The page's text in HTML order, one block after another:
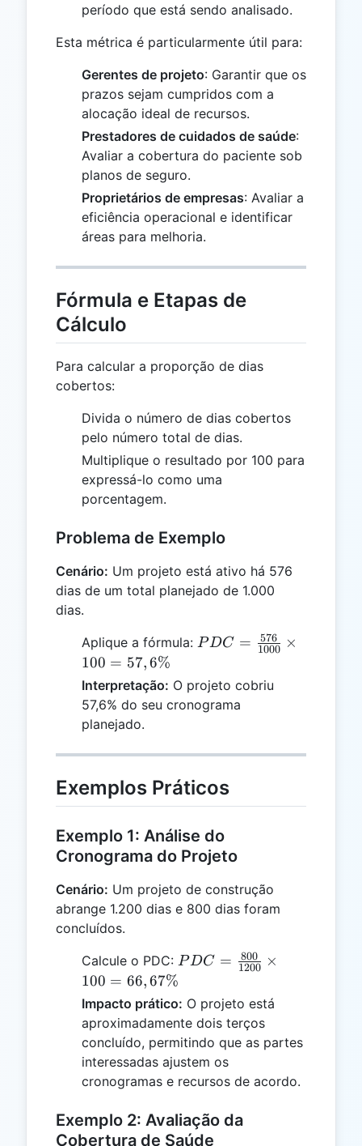
período que está sendo analisado.
Esta métrica é particularmente útil para:
Gerentes de projeto: Garantir que os
prazos sejam cumpridos com a
alocação ideal de recursos.
Prestadores de cuidados de saúde:
Avaliar a cobertura do paciente sob
planos de seguro.
Proprietários de empresas: Avaliar a
eficiência operacional e identificar
áreas para melhoria.
Fórmula e Etapas de
Cálculo
Para calcular a proporção de dias
cobertos:
Divida o número de dias cobertos
pelo número total de dias.
Multiplique o resultado por 100 para
expressá-lo como uma
porcentagem.
Problema de Exemplo
Cenário: Um projeto está ativo há 576
dias de um total planejado de 1.000
dias.
Aplique a fórmula: PDC =
{1000}
\times 100
= 57,6\%
PDC = 1000
576
×
100 = 57,6%
Interpretação: O projeto cobriu
57,6% do seu cronograma
planejado.
Exemplos Práticos
Exemplo 1: Análise do
Cronograma do Projeto
Cenário: Um projeto de construção
abrange 1.200 dias e 800 dias foram
concluídos.
Calcule o PDC: PDC =
{1200}
\times 100
= 66,67\%
PDC = 1200
800
×
100 = 66,67%
Impacto prático: O projeto está
aproximadamente dois terços
concluído, permitindo que as partes
interessadas ajustem os
cronogramas e recursos de acordo.
Exemplo 2: Avaliação da
Cobertura de Saúde